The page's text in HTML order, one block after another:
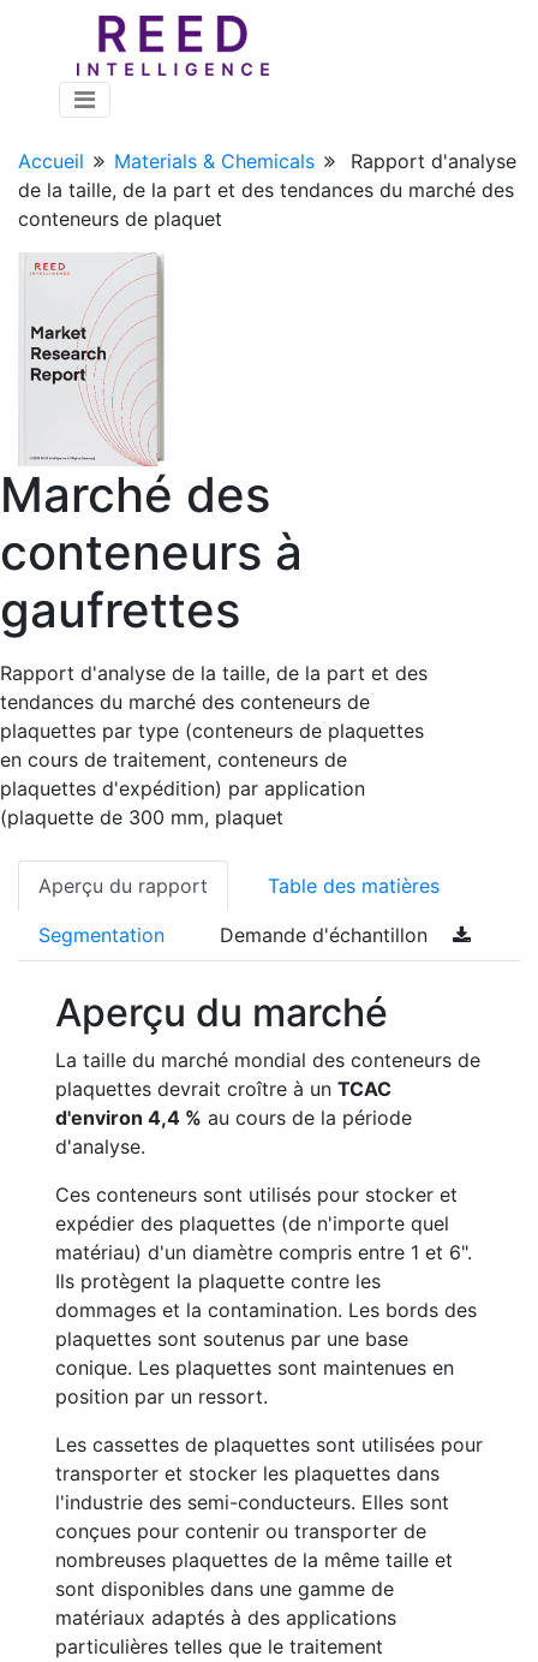
Accueil Materials & Chemicals
Rapport d'analyse
de la taille, de la part et des tendances du marché des
conteneurs de plaquet
Marché des
conteneurs à
gaufrettes
Rapport d'analyse de la taille, de la part et des
tendances du marché des conteneurs de
plaquettes par type (conteneurs de plaquettes
en cours de traitement, conteneurs de
plaquettes d'expédition) par application
(plaquette de 300 mm, plaquet
Aperçu du rapport Table des matières
Segmentation Demande d'échantillon
Aperçu du marché
La taille du marché mondial des conteneurs de
plaquettes devrait croître à un TCAC
d'environ 4,4 % au cours de la période
d'analyse.
Ces conteneurs sont utilisés pour stocker et
expédier des plaquettes (de n'importe quel
matériau) d'un diamètre compris entre 1 et 6".
Ils protègent la plaquette contre les
dommages et la contamination. Les bords des
plaquettes sont soutenus par une base
conique. Les plaquettes sont maintenues en
position par un ressort.
Les cassettes de plaquettes sont utilisées pour
transporter et stocker les plaquettes dans
l'industrie des semi-conducteurs. Elles sont
conçues pour contenir ou transporter de
nombreuses plaquettes de la même taille et
sont disponibles dans une gamme de
matériaux adaptés à des applications
particulières telles que le traitement